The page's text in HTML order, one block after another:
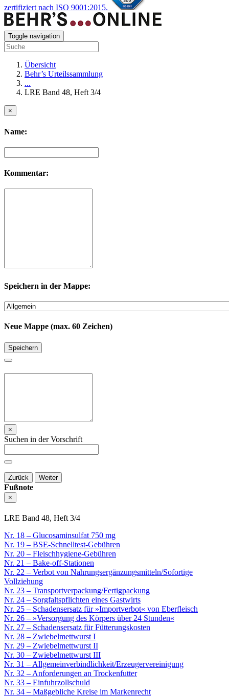
zertifiziert nach ISO 9001:2015.
Toggle navigation
Übersicht
Behr’s Urteilssammlung
...
LRE Band 48, Heft 3/4
×
Name:
Kommentar:
Speichern in der Mappe:
Neue Mappe (max. 60 Zeichen)
Speichern
×
Suchen in der Vorschrift
Zurück Weiter
Fußnote
×
LRE Band 48, Heft 3/4
Nr. 18 – Glucosaminsulfat 750 mg
Nr. 19 – BSE-Schnelltest-Gebühren
Nr. 20 – Fleischhygiene-Gebühren
Nr. 21 – Bake-off-Stationen
Nr. 22 – Verbot von Nahrungsergänzungsmitteln/Sofortige
Vollziehung
Nr. 23 – Transportverpackung/Fertigpackung
Nr. 24 – Sorgfaltspflichten eines Gastwirts
Nr. 25 – Schadensersatz für »Importverbot« von Eberfleisch
Nr. 26 – »Versorgung des Körpers über 24 Stunden«
Nr. 27 – Schadensersatz für Fütterungskosten
Nr. 28 – Zwiebelmettwurst I
Nr. 29 – Zwiebelmettwurst II
Nr. 30 – Zwiebelmettwurst III
Nr. 31 – Allgemeinverbindlichkeit/Erzeugervereinigung
Nr. 32 – Anforderungen an Trockenfutter
Nr. 33 – Einfuhrzollschuld
Nr. 34 – Maßgebliche Kreise im Markenrecht